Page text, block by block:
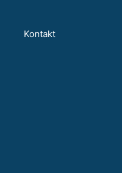
Kontakt